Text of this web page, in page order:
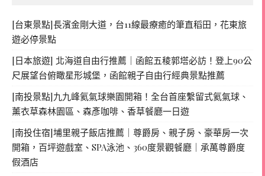
[台東景點]長濱金剛大道，台11線最療癒的筆直稻田，花東旅
遊必停景點
[日本旅遊] 北海道自由行推薦｜函館五稜郭塔必訪！登上90公
尺展望台俯瞰星形城堡，函館親子自由行經典景點推薦
[南投景點]九九峰氦氣球樂園開箱！全台首座繫留式氦氣球、
薰衣草森林園區、森彥咖啡、香草餐廳一日遊
[南投住宿]埔里親子飯店推薦｜尊爵房、親子房、豪華房一次
開箱，百坪遊戲室、SPA泳池、360度景觀餐廳｜承萬尊爵度
假酒店